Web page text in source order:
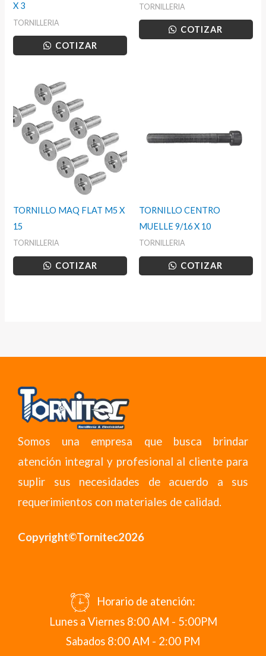
X 3
TORNILLERIA
COTIZAR
TORNILLERIA
COTIZAR
TORNILLO MAQ FLAT M5 X
15
TORNILLERIA
COTIZAR
TORNILLO CENTRO
MUELLE 9/16 X 10
TORNILLERIA
COTIZAR
Somos una empresa que busca brindar
atención integral y profesional al cliente para
suplir sus necesidades de acuerdo a sus
requerimientos con materiales de calidad.
Copyright©Tornitec2026
Horario de atención:
Lunes a Viernes 8:00 AM - 5:00PM
Sabados 8:00 AM - 2:00 PM